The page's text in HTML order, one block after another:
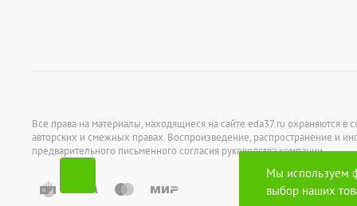
Все права на материалы, находящиеся на сайте eda37.ru охраняются в
авторских и смежных правах. Воспроизведение, распространение и
предварительного письменного согласия руководства компании.
Мы используем
выбор наших